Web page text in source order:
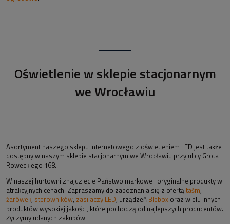
Oświetlenie w sklepie stacjonarnym
we Wrocławiu
Asortyment naszego sklepu internetowego z oświetleniem LED jest także
dostępny w naszym sklepie stacjonarnym we Wrocławiu przy ulicy Grota
Roweckiego 168.
W naszej hurtowni znajdziecie Państwo markowe i oryginalne produkty w
atrakcyjnych cenach. Zapraszamy do zapoznania się z ofertą taśm,
żarówek, sterowników, zasilaczy LED, urządzeń Blebox oraz wielu innych
produktów wysokiej jakości, które pochodzą od najlepszych producentów.
Życzymy udanych zakupów.